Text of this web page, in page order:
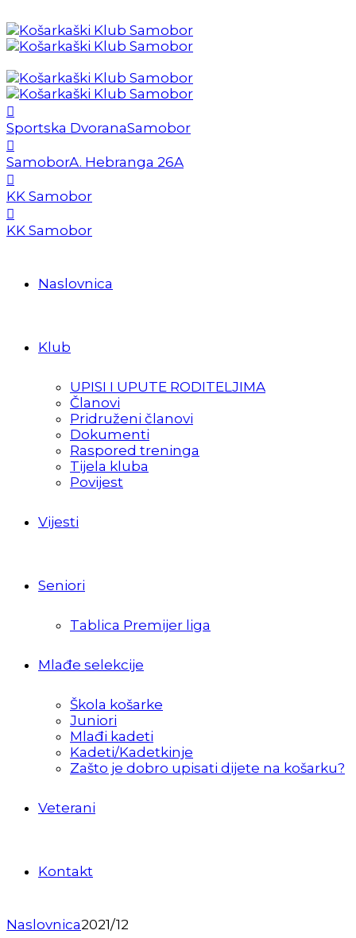
Sportska DvoranaSamobor
SamoborA. Hebranga 26A
KK Samobor
KK Samobor
Naslovnica
Klub
UPISI I UPUTE RODITELJIMA
Članovi
Pridruženi članovi
Dokumenti
Raspored treninga
Tijela kluba
Povijest
Vijesti
Seniori
Tablica Premijer liga
Mlađe selekcije
Škola košarke
Juniori
Mlađi kadeti
Kadeti/Kadetkinje
Zašto je dobro upisati dijete na košarku?
Veterani
Kontakt
Naslovnica2021/12